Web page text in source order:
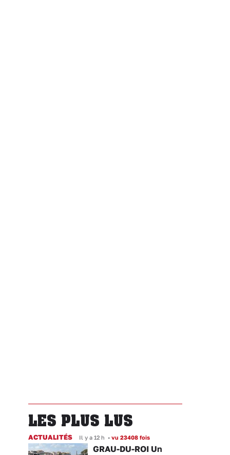
LES PLUS LUS
ACTUALITÉS Il y a 12 h • vu 23408 fois
GRAU-DU-ROI Un